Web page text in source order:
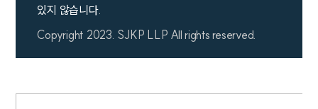
있지 않습니다.
Copyright 2023. SJKP LLP All rights reserved.